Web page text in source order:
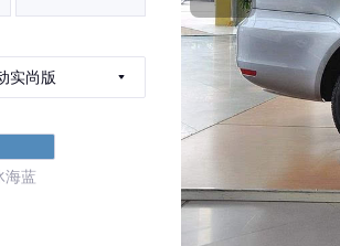
实尚版
海蓝